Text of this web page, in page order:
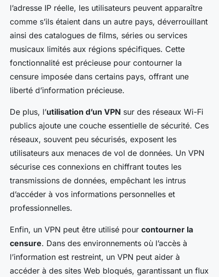
l’adresse IP réelle, les utilisateurs peuvent apparaître
comme s’ils étaient dans un autre pays, déverrouillant
ainsi des catalogues de films, séries ou services
musicaux limités aux régions spécifiques. Cette
fonctionnalité est précieuse pour contourner la
censure imposée dans certains pays, offrant une
liberté d’information précieuse.
De plus, l’utilisation d’un VPN sur des réseaux Wi-Fi
publics ajoute une couche essentielle de sécurité. Ces
réseaux, souvent peu sécurisés, exposent les
utilisateurs aux menaces de vol de données. Un VPN
sécurise ces connexions en chiffrant toutes les
transmissions de données, empêchant les intrus
d’accéder à vos informations personnelles et
professionnelles.
Enfin, un VPN peut être utilisé pour contourner la
censure. Dans des environnements où l’accès à
l’information est restreint, un VPN peut aider à
accéder à des sites Web bloqués, garantissant un flux